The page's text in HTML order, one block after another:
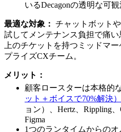
いるDecagonの透明な可
最適な対象： チャットボット
試してメンテナンス負担で痛い
上のチケットを持つミッドマ
プライズCXチーム。
メリット：
顧客ロースターは本格的
ット＋ボイスで70%解決）
ョン）、Hertz、Rippling、
Figma
1つのランタイムからの